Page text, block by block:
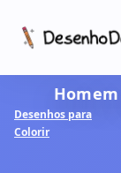
Coletâneas
Colorir Online
Desenhos para
Colorir